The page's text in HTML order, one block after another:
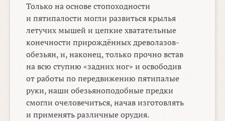
Только на основе стопоходности
и пятипалости могли развиться крылья
летучих мышей и цепкие хватательные
конечности прирождённых древолазов-
обезьян, и, наконец, только прочно встав
на всю ступню «задних ног» и освободив
от работы по передвижению пятипалые
руки, наши обезьяноподобные предки
смогли очеловечиться, начав изготовлять
и применять различные орудия.